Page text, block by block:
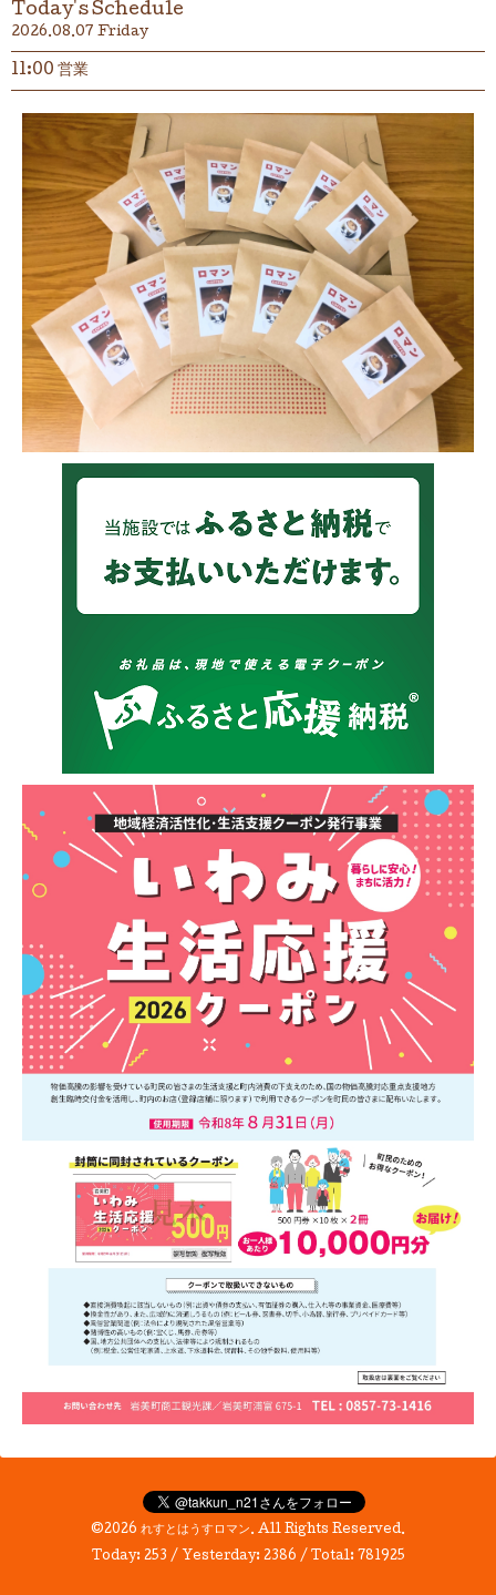
Today's Schedule
2026.08.07 Friday
11:00 営業
©2026 れすとはうすロマン. All Rights Reserved.
Today: 253 / Yesterday: 2386 / Total: 781925